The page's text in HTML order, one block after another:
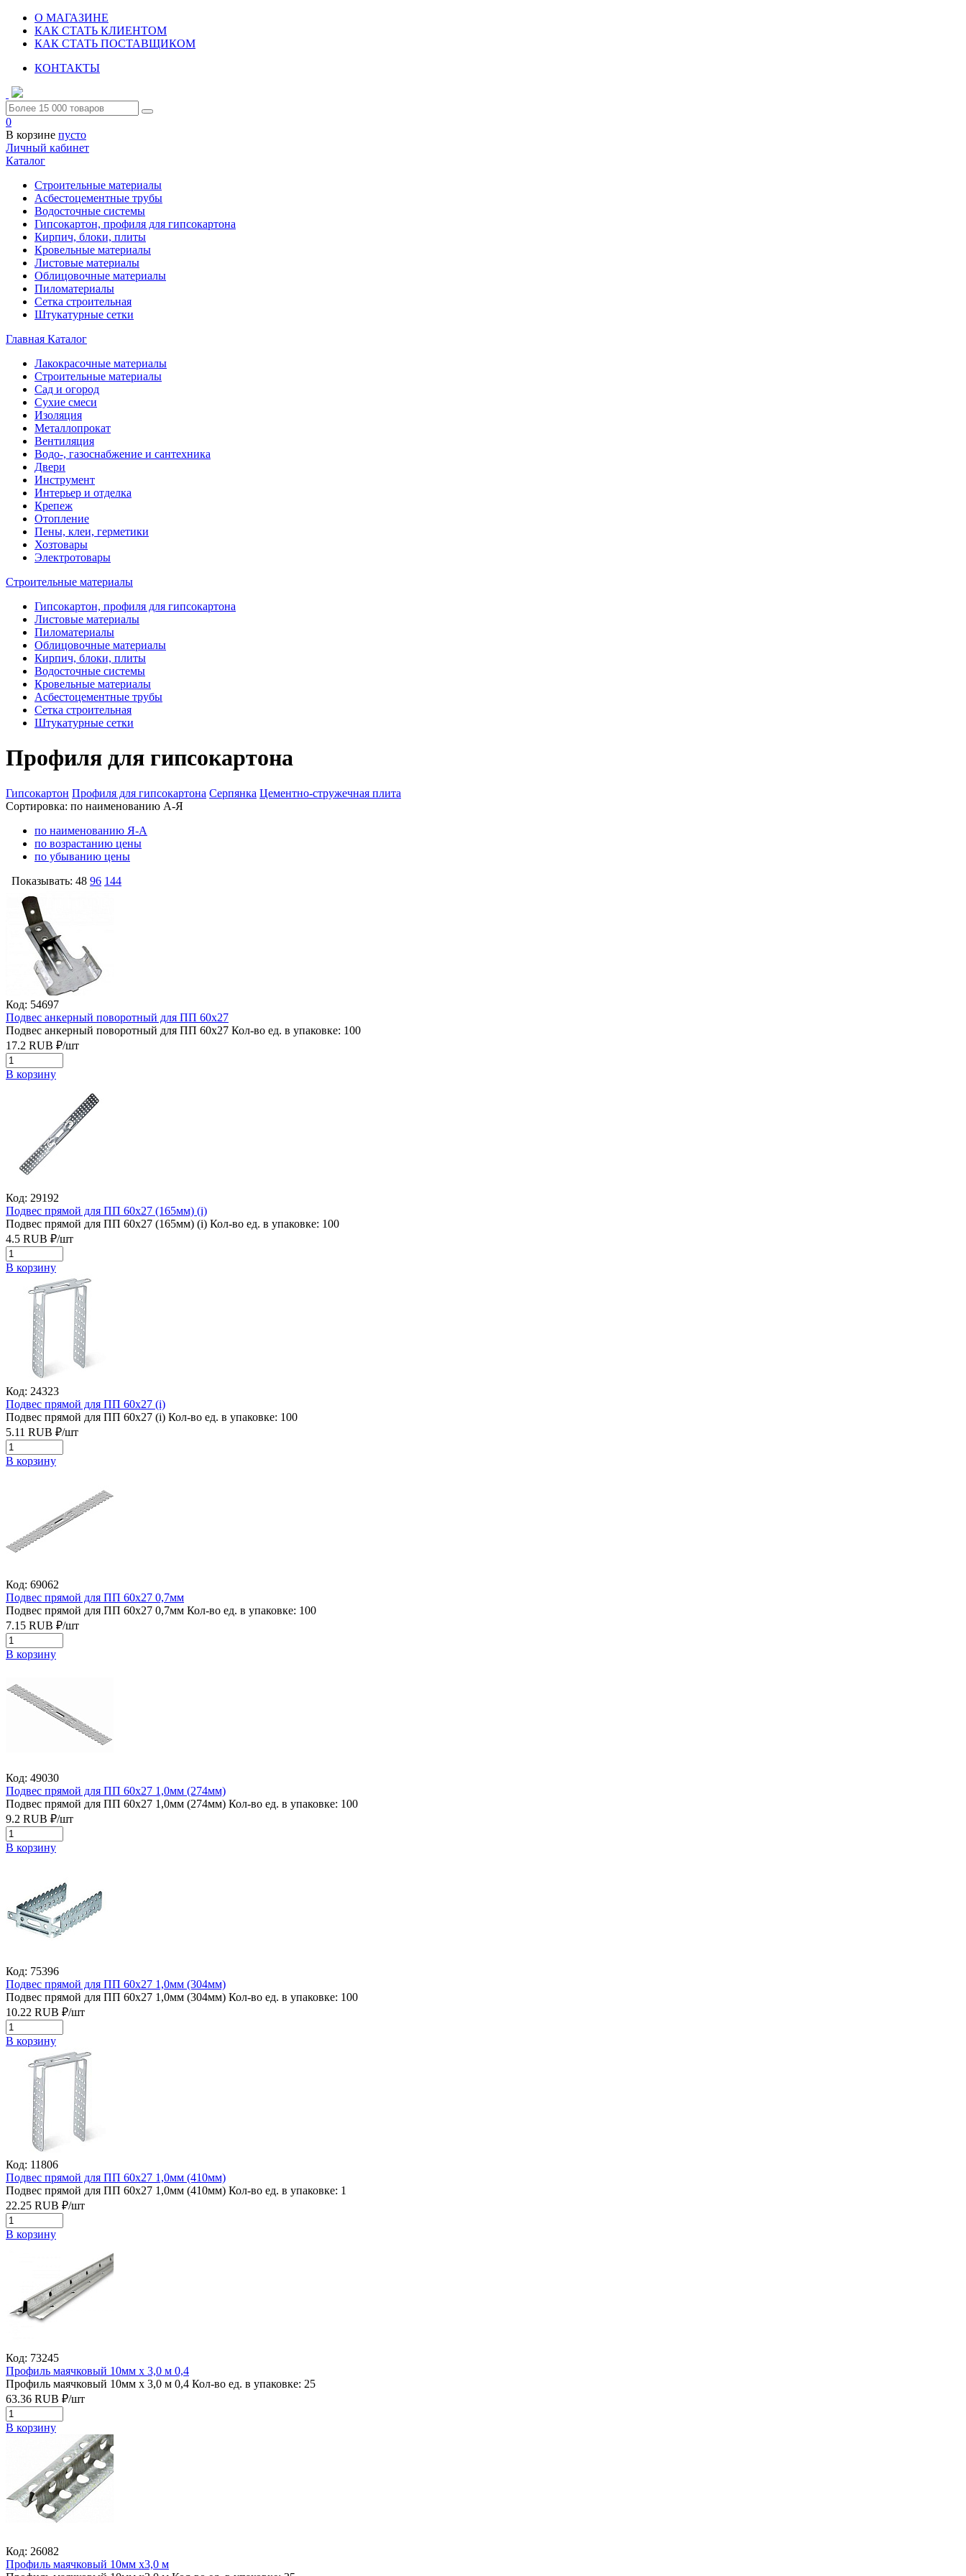
О МАГАЗИНЕ
КАК СТАТЬ КЛИЕНТОМ
КАК СТАТЬ ПОСТАВЩИКОМ
КОНТАКТЫ
0
В корзине пусто
Личный кабинет
Каталог
Строительные материалы
Асбестоцементные трубы
Водосточные системы
Гипсокартон, профиля для гипсокартона
Кирпич, блоки, плиты
Кровельные материалы
Листовые материалы
Облицовочные материалы
Пиломатериалы
Сетка строительная
Штукатурные сетки
Главная Каталог
Лакокрасочные материалы
Строительные материалы
Сад и огород
Сухие смеси
Изоляция
Металлопрокат
Вентиляция
Водо-, газоснабжение и сантехника
Двери
Инструмент
Интерьер и отделка
Крепеж
Отопление
Пены, клеи, герметики
Хозтовары
Электротовары
Строительные материалы
Гипсокартон, профиля для гипсокартона
Листовые материалы
Пиломатериалы
Облицовочные материалы
Кирпич, блоки, плиты
Водосточные системы
Кровельные материалы
Асбестоцементные трубы
Сетка строительная
Штукатурные сетки
Профиля для гипсокартона
Гипсокартон Профиля для гипсокартона Серпянка Цементно-стружечная плита
Сортировка: по наименованию А-Я
по наименованию Я-А
по возрастанию цены
по убыванию цены
Показывать: 48 96 144
Код: 54697
Подвес анкерный поворотный для ПП 60х27
Подвес анкерный поворотный для ПП 60х27 Кол-во ед. в упаковке: 100
17.2 RUB ₽/шт
В корзину
Код: 29192
Подвес прямой для ПП 60х27 (165мм) (i)
Подвес прямой для ПП 60х27 (165мм) (i) Кол-во ед. в упаковке: 100
4.5 RUB ₽/шт
В корзину
Код: 24323
Подвес прямой для ПП 60х27 (i)
Подвес прямой для ПП 60х27 (i) Кол-во ед. в упаковке: 100
5.11 RUB ₽/шт
В корзину
Код: 69062
Подвес прямой для ПП 60х27 0,7мм
Подвес прямой для ПП 60х27 0,7мм Кол-во ед. в упаковке: 100
7.15 RUB ₽/шт
В корзину
Код: 49030
Подвес прямой для ПП 60х27 1,0мм (274мм)
Подвес прямой для ПП 60х27 1,0мм (274мм) Кол-во ед. в упаковке: 100
9.2 RUB ₽/шт
В корзину
Код: 75396
Подвес прямой для ПП 60х27 1,0мм (304мм)
Подвес прямой для ПП 60х27 1,0мм (304мм) Кол-во ед. в упаковке: 100
10.22 RUB ₽/шт
В корзину
Код: 11806
Подвес прямой для ПП 60х27 1,0мм (410мм)
Подвес прямой для ПП 60х27 1,0мм (410мм) Кол-во ед. в упаковке: 1
22.25 RUB ₽/шт
В корзину
Код: 73245
Профиль маячковый 10мм х 3,0 м 0,4
Профиль маячковый 10мм х 3,0 м 0,4 Кол-во ед. в упаковке: 25
63.36 RUB ₽/шт
В корзину
Код: 26082
Профиль маячковый 10мм х3,0 м